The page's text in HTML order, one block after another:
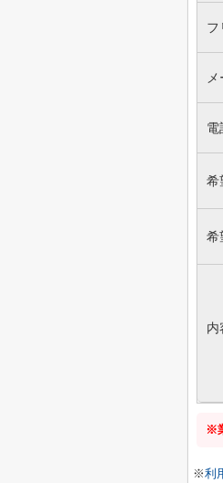
フ
電
希
希
内
※
※利